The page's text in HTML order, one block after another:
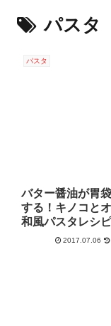
パスタ
パスタ
バター醤油が胃
する！キノコと
和風パスタレシピ
2017.07.06